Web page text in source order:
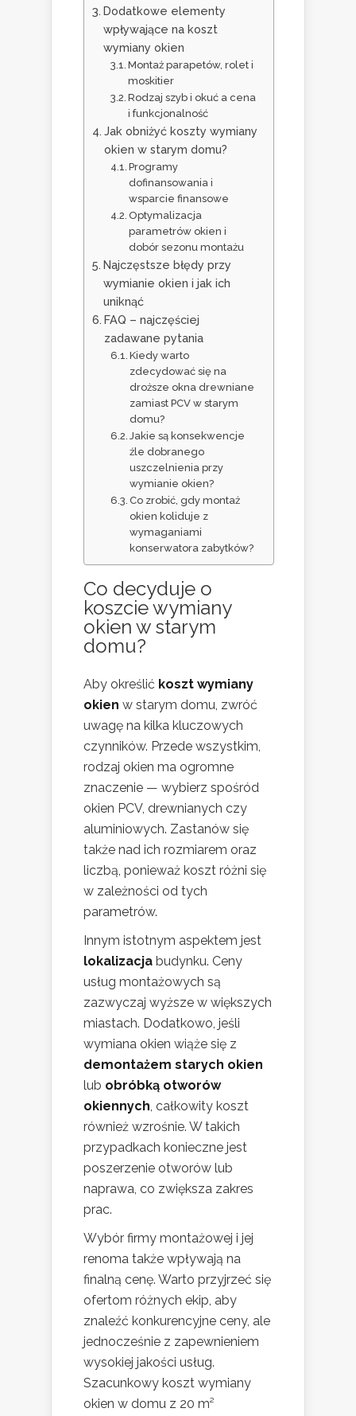
Dodatkowe elementy
wpływające na koszt
wymiany okien
Montaż parapetów, rolet i
moskitier
Rodzaj szyb i okuć a cena
i funkcjonalność
Jak obniżyć koszty wymiany
okien w starym domu?
Programy
dofinansowania i
wsparcie finansowe
Optymalizacja
parametrów okien i
dobór sezonu montażu
Najczęstsze błędy przy
wymianie okien i jak ich
uniknąć
FAQ – najczęściej
zadawane pytania
Kiedy warto
zdecydować się na
droższe okna drewniane
zamiast PCV w starym
domu?
Jakie są konsekwencje
źle dobranego
uszczelnienia przy
wymianie okien?
Co zrobić, gdy montaż
okien koliduje z
wymaganiami
konserwatora zabytków?
Co decyduje o
koszcie wymiany
okien w starym
domu?
Aby określić koszt wymiany
okien w starym domu, zwróć
uwagę na kilka kluczowych
czynników. Przede wszystkim,
rodzaj okien ma ogromne
znaczenie — wybierz spośród
okien PCV, drewnianych czy
aluminiowych. Zastanów się
także nad ich rozmiarem oraz
liczbą, ponieważ koszt różni się
w zależności od tych
parametrów.
Innym istotnym aspektem jest
lokalizacja budynku. Ceny
usług montażowych są
zazwyczaj wyższe w większych
miastach. Dodatkowo, jeśli
wymiana okien wiąże się z
demontażem starych okien
lub obróbką otworów
okiennych, całkowity koszt
również wzrośnie. W takich
przypadkach konieczne jest
poszerzenie otworów lub
naprawa, co zwiększa zakres
prac.
Wybór firmy montażowej i jej
renoma także wpływają na
finalną cenę. Warto przyjrzeć się
ofertom różnych ekip, aby
znaleźć konkurencyjne ceny, ale
jednocześnie z zapewnieniem
wysokiej jakości usług.
Szacunkowy koszt wymiany
okien w domu z 20 m²